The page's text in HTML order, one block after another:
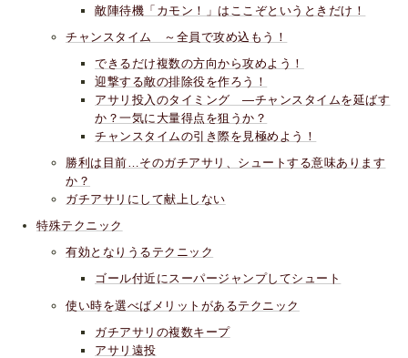
敵陣待機「カモン！」はここぞというときだけ！
チャンスタイム ～全員で攻め込もう！
できるだけ複数の方向から攻めよう！
迎撃する敵の排除役を作ろう！
アサリ投入のタイミング ―チャンスタイムを延ばす
か？一気に大量得点を狙うか？
チャンスタイムの引き際を見極めよう！
勝利は目前…そのガチアサリ、シュートする意味あります
か？
ガチアサリにして献上しない
特殊テクニック
有効となりうるテクニック
ゴール付近にスーパージャンプしてシュート
使い時を選べばメリットがあるテクニック
ガチアサリの複数キープ
アサリ遠投